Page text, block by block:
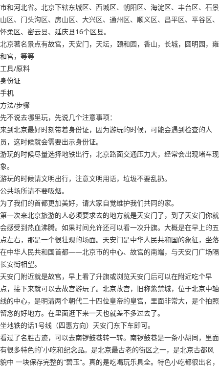
市和河北省。北京下辖东城区、西城区、朝阳区、海淀区、丰台区、石景
山区、门头沟区、房山区、大兴区、通州区、顺义区、昌平区、平谷区、
怀柔区、密云县、延庆县16个区县。
北京著名景点有故宫，天安门，天坛，颐和园，香山，长城，圆明园，雍
和宫，等等
工具/原料
身份证
手机
方法/步骤
先不说去哪里玩，先说几个注意事项：
来到北京最好时刻带着身份证，因为游玩的时候，可能会遇到检查的人
员，这时候就会需要出示身份证。
游玩的时候尽量选择地铁出行，北京路面交通压力大，经常会出现堵车现
象。
游玩的时候请文明出行，注意文明用语，垃圾不要乱扔。
公共场所请不要吸烟。
为了我们的首都更加美好，请大家自觉维护我们共同的家。
第一次来北京旅游的人必须要求去的地方就是天安门了，到了天安门你就
会感受到热血沸腾。如果时间允许还可以看一次升旗。大概是在早上的五
点左右，那是一个很壮观的场面。天安门是中华人民共和国的象征，坐落
在中华人民共和国首都——北京市的中心、故宫的南端，与天安门广场隔
长安街相望。
天安门附近就是故宫，早上看了升旗或浏览天安门后可以在附近吃个早
点，接下来就可以去故宫游玩了。北京故宫，旧称紫禁城，位于北京中轴
线的中心，是明清两个朝代二十四位皇帝的皇宫，里面非常大，是个拍照
留念的好地方。在里面逛下来一天也就差不多过去了。
坐地铁的话1号线（四惠方向）天安门东下车即可。
看过了名胜古迹，可以去南锣鼓巷转一转。南锣鼓巷是一条小胡同，里面
有很多特色的`小吃和纪念品。是北京最古老的街区之一，是北京古都风
貌中 一块保存完整的“碧玉”。真的是吃喝玩乐具全。特色小吃都很出名，